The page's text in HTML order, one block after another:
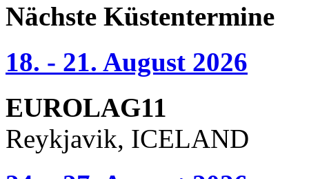
Nächste Küstentermine
18. - 21. August 2026
EUROLAG11
Reykjavik, ICELAND